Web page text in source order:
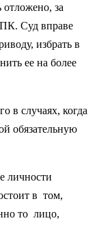
за
Суд вправе
избрать в
ее на более
в случаях, когда
обяза­тельную
лично­сти
в том,
то лицо,